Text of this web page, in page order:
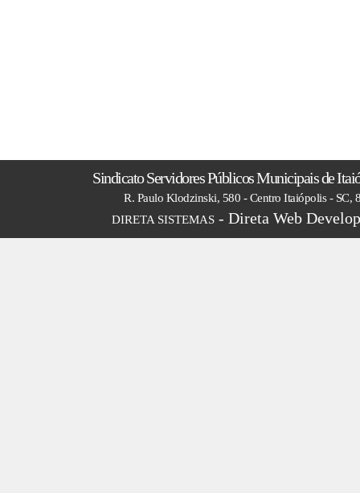
Sindicato Servidores Públicos Municipais de
R. Paulo Klodzinski, 580 - Centro Itaiópolis - SC,
DIRETA SISTEMAS- Direta Web